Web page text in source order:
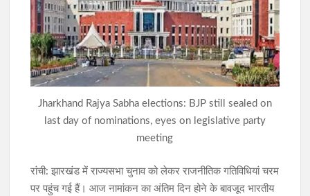
सिमडेगा की खबर : मलेरिया पर अलर्ट दूसरी खबर जनगणना-2027 की
तैयारी तेज ..
झारखंड विधानसभा के मानसून सत्र को लेकर सत्ता पक्ष की रणनीति बैठक,
मुख्यमंत्री हेमन्त सोरेन ने की अध्यक्षता
Jharkhand Rajya Sabha elections: BJP still sealed on
last day of nominations, eyes on legislative party
meeting
रांची: झारखंड में राज्यसभा चुनाव को लेकर राजनीतिक गतिविधियां चरम
पर पहुंच गई हैं। आज नामांकन का अंतिम दिन होने के बावजूद भारतीय